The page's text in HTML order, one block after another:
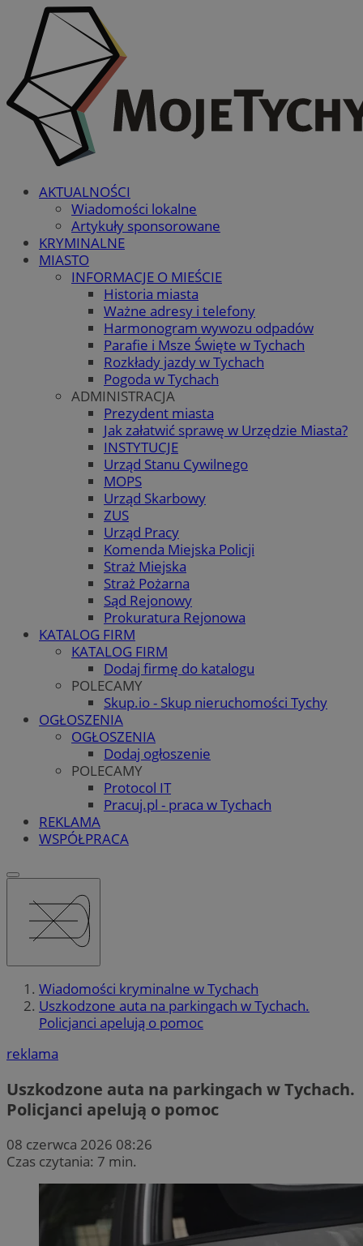
AKTUALNOŚCI
Wiadomości lokalne
Artykuły sponsorowane
KRYMINALNE
MIASTO
INFORMACJE O MIEŚCIE
Historia miasta
Ważne adresy i telefony
Harmonogram wywozu odpadów
Parafie i Msze Święte w Tychach
Rozkłady jazdy w Tychach
Pogoda w Tychach
ADMINISTRACJA
Prezydent miasta
Jak załatwić sprawę w Urzędzie Miasta?
INSTYTUCJE
Urząd Stanu Cywilnego
MOPS
Urząd Skarbowy
ZUS
Urząd Pracy
Komenda Miejska Policji
Straż Miejska
Straż Pożarna
Sąd Rejonowy
Prokuratura Rejonowa
KATALOG FIRM
KATALOG FIRM
Dodaj firmę do katalogu
POLECAMY
Skup.io - Skup nieruchomości Tychy
OGŁOSZENIA
OGŁOSZENIA
Dodaj ogłoszenie
POLECAMY
Protocol IT
Pracuj.pl - praca w Tychach
REKLAMA
WSPÓŁPRACA
Wiadomości kryminalne w Tychach
Uszkodzone auta na parkingach w Tychach.
Policjanci apelują o pomoc
reklama
Uszkodzone auta na parkingach w Tychach.
Policjanci apelują o pomoc
08 czerwca 2026 08:26
Czas czytania: 7 min.